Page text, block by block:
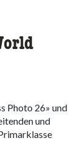
Photo 26» und
und